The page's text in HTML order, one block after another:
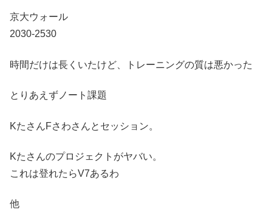
京大ウォール
2030-2530
時間だけは長くいたけど、トレーニングの質は悪かった
とりあえずノート課題
KたさんFさわさんとセッション。
Kたさんのプロジェクトがヤバい。
これは登れたらV7あるわ
他